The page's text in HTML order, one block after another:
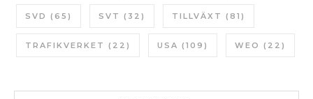
SVD (65) SVT (32) TILLVÄXT (81)
TRAFIKVERKET (22) USA (109) WEO (22)